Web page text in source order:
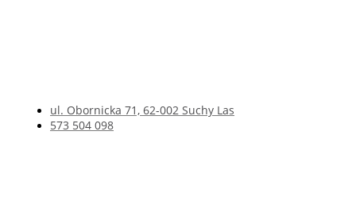
ul. Obornicka 71, 62-002 Suchy Las
573 504 098